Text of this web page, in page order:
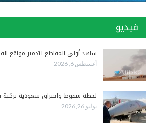
فيديو
شاهد أولى المقاطع لتدمير مواقع
أغسطس 6, 2026
لحظة سقوط واحتراق سعودية تركية
يوليو 26, 2026